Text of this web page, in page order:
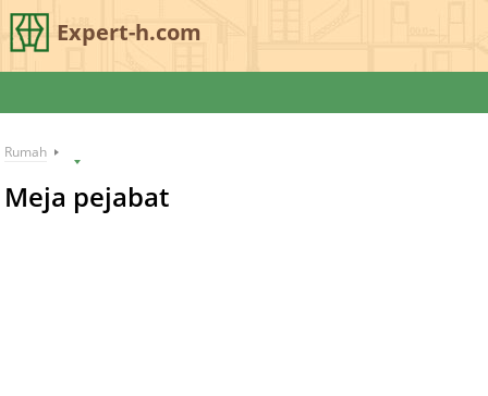
Expert-h.com
Rumah
Meja pejabat